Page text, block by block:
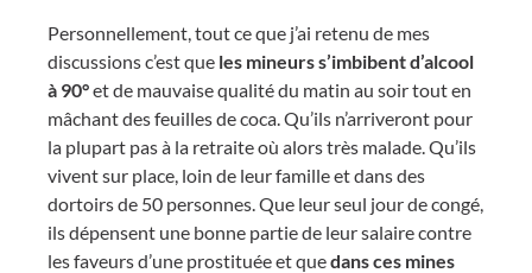
Personnellement, tout ce que j’ai retenu de mes
discussions c’est que les mineurs s’imbibent d’alcool
à 90°et de mauvaise qualité du matin au soir tout en
mâchant des feuilles de coca. Qu’ils n’arriveront pour
la plupart pas à la retraite où alors très malade. Qu’ils
vivent sur place, loin de leur famille et dans des
dortoirs de 50 personnes. Que leur seul jour de congé,
ils dépensent une bonne partie de leur salaire contre
les faveurs d’une prostituée et quedans ces mines